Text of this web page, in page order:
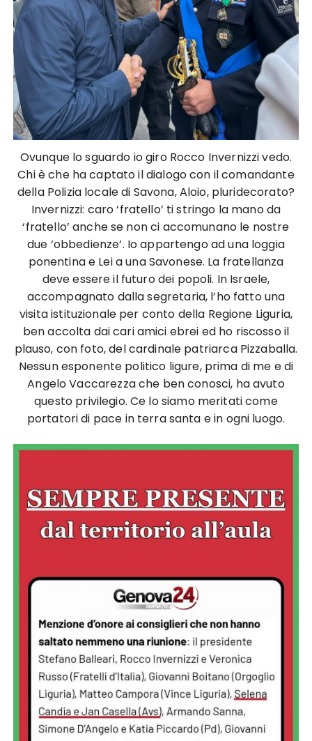
Ovunque lo sguardo io giro Rocco Invernizzi vedo.
Chi è che ha captato il dialogo con il comandante
della Polizia locale di Savona, Aloio, pluridecorato?
Invernizzi: caro ‘fratello’ ti stringo la mano da
‘fratello’ anche se non ci accomunano le nostre
due ‘obbedienze’. Io appartengo ad una loggia
ponentina e Lei a una Savonese. La fratellanza
deve essere il futuro dei popoli. In Israele,
accompagnato dalla segretaria, l’ho fatto una
visita istituzionale per conto della Regione Liguria,
ben accolta dai cari amici ebrei ed ho riscosso il
plauso, con foto, del cardinale patriarca Pizzaballa.
Nessun esponente politico ligure, prima di me e di
Angelo Vaccarezza che ben conosci, ha avuto
questo privilegio. Ce lo siamo meritati come
portatori di pace in terra santa e in ogni luogo.